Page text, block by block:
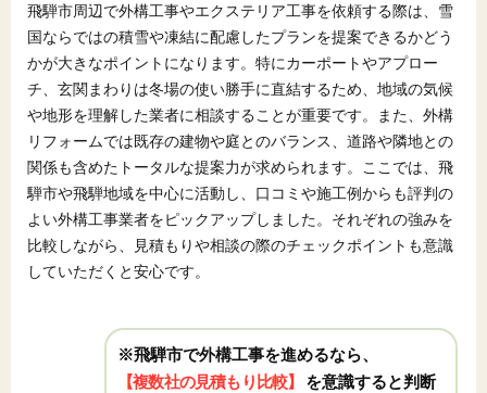
飛騨市周辺で外構工事やエクステリア工事を依頼する際は、雪
国ならではの積雪や凍結に配慮したプランを提案できるかどう
かが大きなポイントになります。特にカーポートやアプロー
チ、玄関まわりは冬場の使い勝手に直結するため、地域の気候
や地形を理解した業者に相談することが重要です。また、外構
リフォームでは既存の建物や庭とのバランス、道路や隣地との
関係も含めたトータルな提案力が求められます。ここでは、飛
騨市や飛騨地域を中心に活動し、口コミや施工例からも評判の
よい外構工事業者をピックアップしました。それぞれの強みを
比較しながら、見積もりや相談の際のチェックポイントも意識
していただくと安心です。
※飛騨市で外構工事を進めるなら、
【複数社の見積もり比較】
を意識すると判断